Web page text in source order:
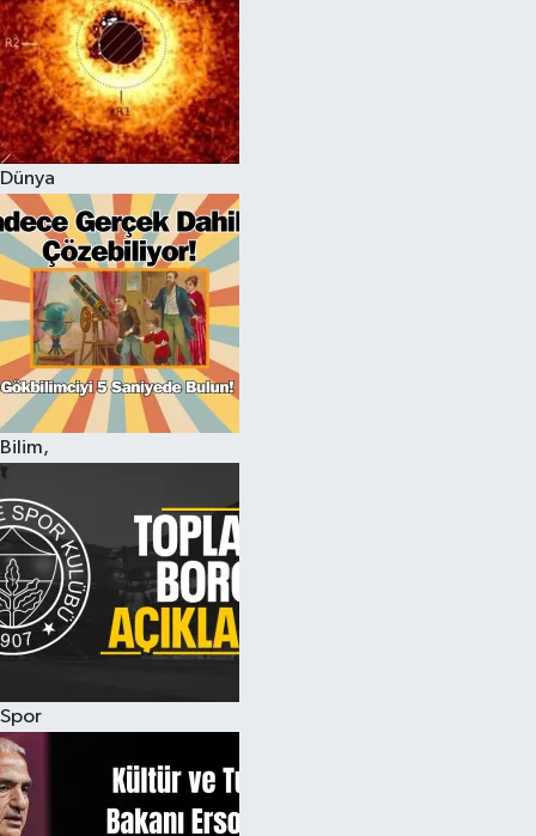
Dünya
Bilim,
Spor